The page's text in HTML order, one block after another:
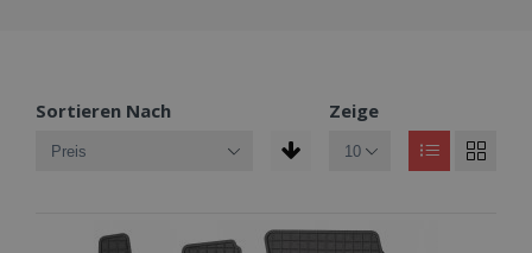
Sortieren Nach Zeige